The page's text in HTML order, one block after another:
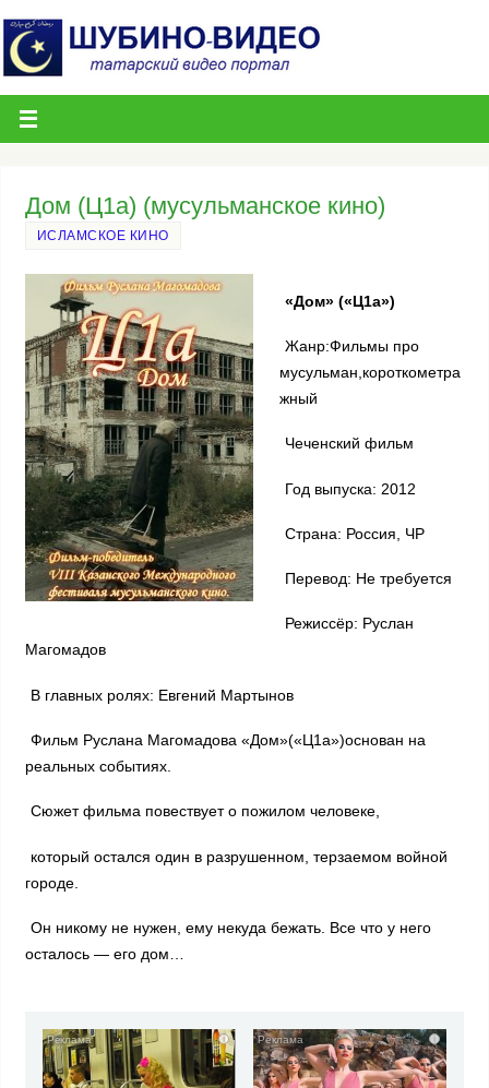
Дом (Ц1а) (мусульманское кино)
ИСЛАМСКОЕ КИНО
«Дом» («Ц1а»)
Жанр:Фильмы про
мусульман,короткометра
жный
Чеченский фильм
Год выпуска: 2012
Страна: Россия, ЧР
Перевод: Не требуется
Режиссёр: Руслан
Магомадов
В главных ролях: Евгений Мартынов
Фильм Руслана Магомадова «Дом»(«Ц1а»)основан на
реальных событиях.
Сюжет фильма повествует о пожилом человеке,
который остался один в разрушенном, терзаемом войной
городе.
Он никому не нужен, ему некуда бежать. Все что у него
осталось — его дом…
i i